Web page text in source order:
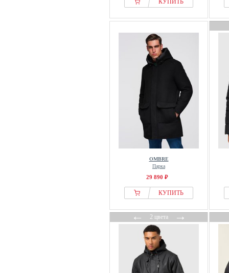
КУПИТЬ
OMBRE
Парка
29 890 ₽
КУПИТЬ
←2 цвета→